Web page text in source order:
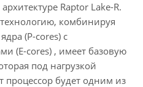
Raptor Lake-R.
комбинируя
(P-cores) с
(E-cores) , имеет базовую
под нагрузкой
процессор будет одним из